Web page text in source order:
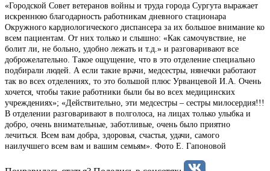
«Городской Совет ветеранов войны и труда города Сургута выражает
искреннюю благодарность работникам дневного стационара
Окружного кардиологического диспансера за их большое внимание ко
всем пациентам. От них только и слышно: «Как самочувствие, не
болит ли, не больно, удобно лежать и т.д.» и разговаривают все
доброжелательно. Такое ощущение, что в это отделение специально
подбирали людей. А если такие врачи, медсестры, нянечки работают
так во всех отделениях, то это большой плюс Урванцевой И.А. Очень
хочется, чтобы такие работники были бы во всех медицинских
учреждениях»; «Действительно, эти медсестры – сестры милосердия!!!
В отделении разговаривают в полголоса, на лицах только улыбка и
добро, очень внимательные, заботливые, очень было приятно
лечиться. Всем вам добра, здоровья, счастья, удачи, самого
наилучшего всем вам и вашим семьям». Фото Е. Гапоновой